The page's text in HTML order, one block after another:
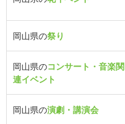
岡山県の祭り
岡山県のコンサート・音楽関
連イベント
岡山県の演劇・講演会